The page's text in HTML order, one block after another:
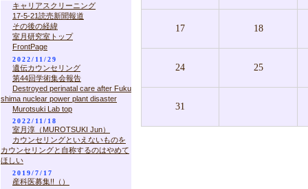
17 18
24 25
31
キャリアスクリーニング
17-5-21読売新聞報道
その後の経緯
室月研究室トップ
FrontPage
2022/11/29
遺伝カウンセリング
第44回学術集会報告
Destroyed perinatal care after Fuku
shima nuclear power plant disaster
Murotsuki Lab top
2022/11/18
室月淳（MUROTSUKI Jun）
カウンセリングといえないものを
カウンセリングと自称するのはやめて
ほしい
2019/7/17
産科医募集!!（）